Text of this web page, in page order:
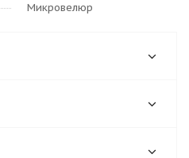
Микровелюр